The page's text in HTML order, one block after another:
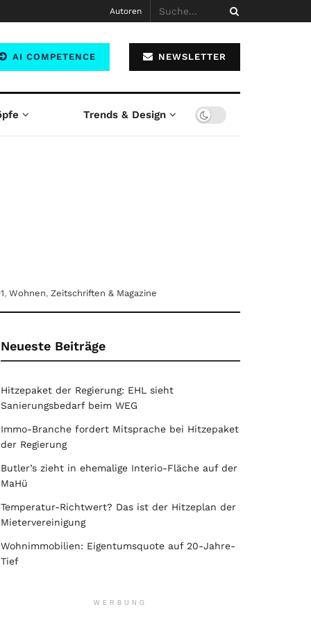
Autoren
AI COMPETENCE NEWSLETTER
Trends & Design
, Wohnen, Zeitschriften & Magazine
Neueste Beiträge
Hitzepaket der Regierung: EHL sieht
Sanierungsbedarf beim WEG
Immo-Branche fordert Mitsprache bei Hitzepaket
der Regierung
Butler’s zieht in ehemalige Interio-Fläche auf der
MaHü
Temperatur-Richtwert? Das ist der Hitzeplan der
Mietervereinigung
Wohnimmobilien: Eigentumsquote auf 20-Jahre-
Tief
WERBUNG